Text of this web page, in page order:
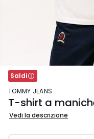
Saldi
TOMMY JEANS
T-shirt a
Vedi la descrizione